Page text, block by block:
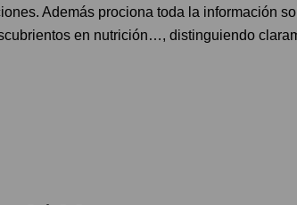
Además prociona toda la información
en nutrición…, distinguiendo